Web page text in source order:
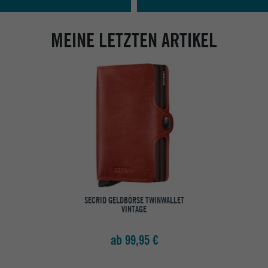
MEINE LETZTEN ARTIKEL
SECRID GELDBÖRSE TWINWALLET
VINTAGE
ab 99,95 €